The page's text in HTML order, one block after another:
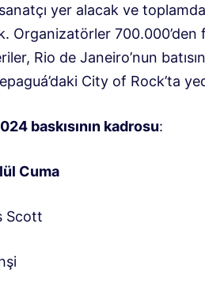
yer alacak ve
Organizatörler 700.000’den
Rio de Janeiro’nun
City of Rock’ta
baskısının kadrosu:
Cuma
Scott